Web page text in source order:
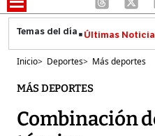
Últimas
Inicio> Deportes> Más deportes
MÁS DEPORTES
Combinación